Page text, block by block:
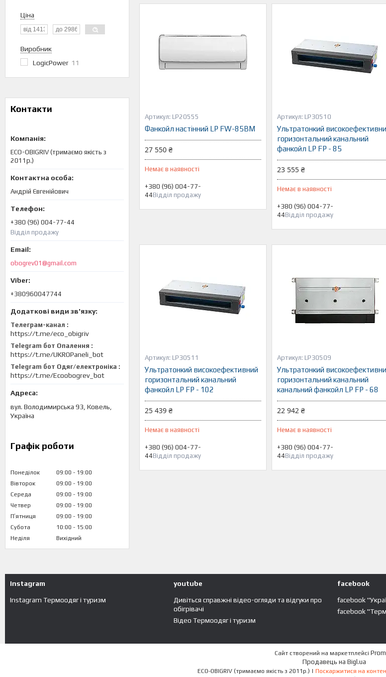
Ціна
Виробник
LogicPower 11
Контакти
ECO-OBIGRIV (тримаємо якість з
2011р.)
Андрій Євгенійович
+380 (96) 004-77-44
Відділ продажу
obogrev01@gmail.com
+380960047744
Телеграм-канал
https://t.me/eco_obigriv
Telegram бот Опалення
https://t.me/UKROPaneli_bot
Telegram бот Одяг/електроніка
https://t.me/Ecoobogrev_bot
вул. Володимирська 93, Ковель,
Україна
Графік роботи
Понеділок 09:00
19:00
Вівторок
09:00
19:00
Середа
09:00
19:00
Четвер
09:00
19:00
Пʼятниця
09:00
19:00
Субота
10:00
15:00
Неділя
Вихідний
LP20555
Фанкойл настінний LP FW-85BM
27 550 ₴
Немає в наявності
+380 (96) 004-77-
44Відділ продажу
LP30510
Ультратонкий
горизонтальний канальний
фанкойл LP FP - 85
23 555 ₴
Немає в наявності
+380 (96) 004-77-
44Відділ продажу
LP30511
Ультратонкий високоефективний
горизонтальний канальний
фанкойл LP FP - 102
25 439 ₴
Немає в наявності
+380 (96) 004-77-
44Відділ продажу
LP30509
Ультратонкий
горизонтальний канальний
канальний фанкойл LP FP - 68
22 942 ₴
Немає в наявності
+380 (96) 004-77-
44Відділ продажу
Instagram
Instagram Термоодяг і туризм
youtube
Дивіться справжні відео-огляди та відгуки про
обігрівачі
Відео Термоодяг і туризм
facebook
facebook
facebook
Сайт створений на маркетплейсі
Продавець на Bigl.ua
ECO-OBIGRIV (тримаємо якість з 2011р.) | Поскаржитися на